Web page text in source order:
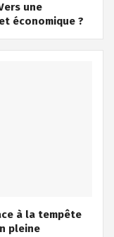
une
économique ?
à la tempête
pleine